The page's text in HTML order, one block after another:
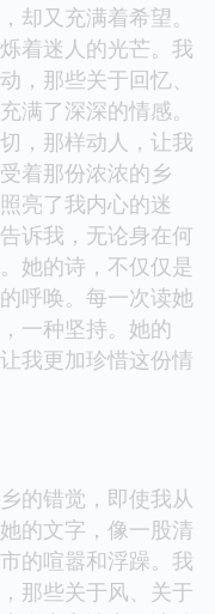
却又充满着希望。
着迷人的光芒。我
，那些关于回忆、
满了深深的情感。
，那样动人，让我
着那份浓浓的乡
亮了我内心的迷
诉我，无论身在何
她的诗，不仅仅是
呼唤。每一次读她
一种坚持。她的
我更加珍惜这份情
的错觉，即使我从
的文字，像一股清
的喧嚣和浮躁。我
那些关于风、关于